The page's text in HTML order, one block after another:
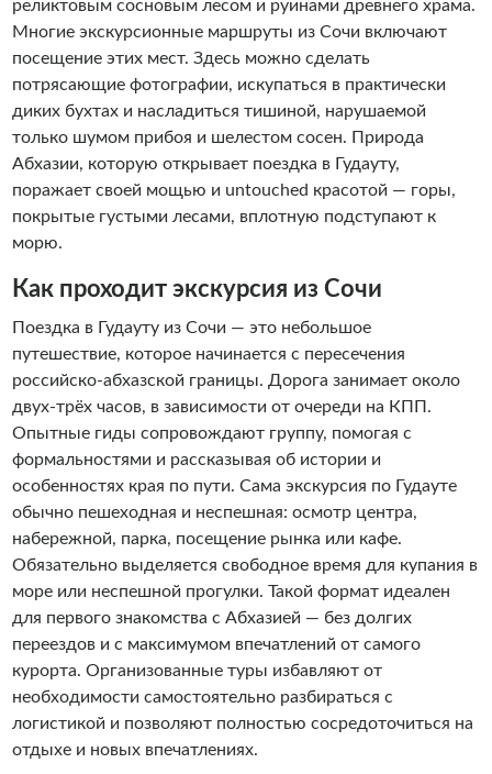
реликтовым сосновым лесом и руинами древнего храма.
Многие экскурсионные маршруты из Сочи включают
посещение этих мест. Здесь можно сделать
потрясающие фотографии, искупаться в практически
диких бухтах и насладиться тишиной, нарушаемой
только шумом прибоя и шелестом сосен. Природа
Абхазии, которую открывает поездка в Гудауту,
поражает своей мощью и untouched красотой — горы,
покрытые густыми лесами, вплотную подступают к
морю.
Как проходит экскурсия из Сочи
Поездка в Гудауту из Сочи — это небольшое
путешествие, которое начинается с пересечения
российско-абхазской границы. Дорога занимает около
двух-трёх часов, в зависимости от очереди на КПП.
Опытные гиды сопровождают группу, помогая с
формальностями и рассказывая об истории и
особенностях края по пути. Сама экскурсия по Гудауте
обычно пешеходная и неспешная: осмотр центра,
набережной, парка, посещение рынка или кафе.
Обязательно выделяется свободное время для купания в
море или неспешной прогулки. Такой формат идеален
для первого знакомства с Абхазией — без долгих
переездов и с максимумом впечатлений от самого
курорта. Организованные туры избавляют от
необходимости самостоятельно разбираться с
логистикой и позволяют полностью сосредоточиться на
отдыхе и новых впечатлениях.